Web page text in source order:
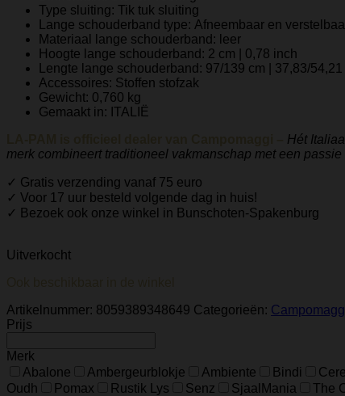
Type sluiting: Tik tuk sluiting
Lange schouderband type: Afneembaar en
Materiaal lange schouderband: leer
Hoogte lange schouderband: 2 cm | 0,78 inch
Lengte lange schouderband: 97/139 cm | 37,83/
Accessoires: Stoffen stofzak
Gewicht: 0,760 kg
Gemaakt in: ITALIË
Hét
merk combineert traditioneel vakmanschap met een
✓ Gratis verzending vanaf 75 euro
✓ Voor 17 uur besteld volgende dag in huis!
✓ Bezoek ook onze winkel in Bunschoten-Spakenburg
Uitverkocht
Artikelnummer: 8059389348649 Categorieën:
Prijs
Merk
Abalone
Ambergeurblokje Ambiente Bindi
Oudh
Pomax Rustik Lys Senz SjaalMania The